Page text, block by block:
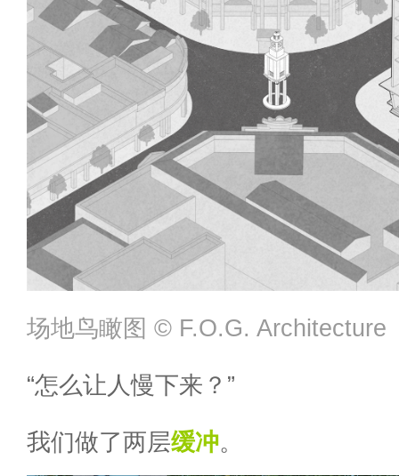
场地鸟瞰图 ©️ F.O.G. Architecture
“怎么让人慢下来？”
我们做了两层缓冲。